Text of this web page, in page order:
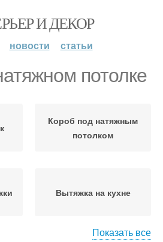
И ДЕКОР
новости статьи
потолке
Короб под натяжным
потолком
Вытяжка на кухне
Показать все